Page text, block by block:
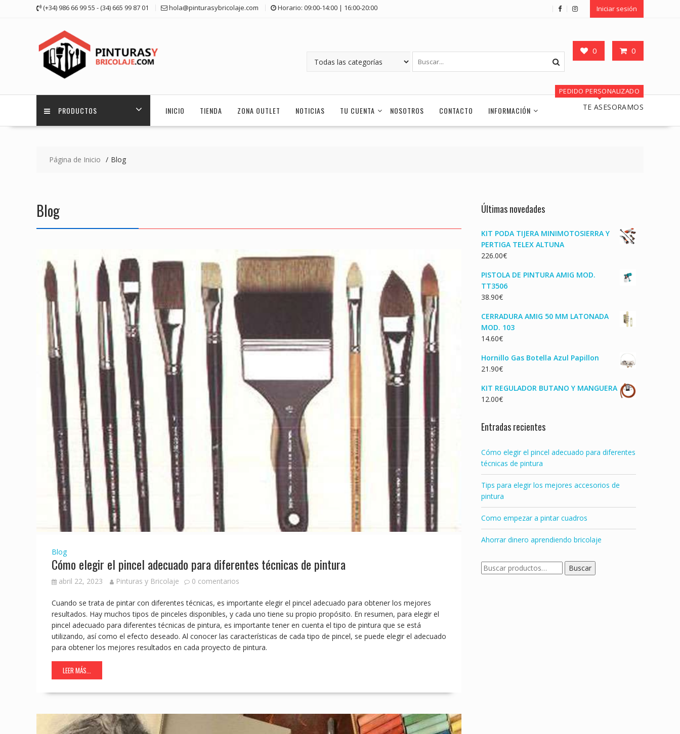
(+34) 986 66 99 55 - (34) 665 99 87 01 hola@pinturasybricolaje.com Horario: 09:00-14:00 | 16:00-20:00 Iniciar sesión
0 0
PRODUCTOS INICIO TIENDA ZONA OUTLET NOTICIAS TU CUENTA NOSOTROS CONTACTO INFORMACIÓN
PEDIDO PERSONALIZADO
TE ASESORAMOS
Página de Inicio Blog
Blog
Blog
Cómo elegir el pincel adecuado para diferentes técnicas de pintura
abril 22, 2023 Pinturas y Bricolaje 0 comentarios
Cuando se trata de pintar con diferentes técnicas, es importante elegir el pincel adecuado para obtener los mejores
resultados. Hay muchos tipos de pinceles disponibles, y cada uno tiene su propio propósito. En resumen, para elegir el
pincel adecuado para diferentes técnicas de pintura, es importante tener en cuenta el tipo de pintura que se está
utilizando, así como el efecto deseado. Al conocer las características de cada tipo de pincel, se puede elegir el adecuado
para obtener los mejores resultados en cada proyecto de pintura.
LEER MÁS...
Últimas novedades
KIT PODA TIJERA MINIMOTOSIERRA Y
PERTIGA TELEX ALTUNA
226.00€
PISTOLA DE PINTURA AMIG MOD.
TT3506
38.90€
CERRADURA AMIG 50 MM LATONADA
MOD. 103
14.60€
Hornillo Gas Botella Azul Papillon
21.90€
KIT REGULADOR BUTANO Y MANGUERA
12.00€
Entradas recientes
Cómo elegir el pincel adecuado para diferentes
técnicas de pintura
Tips para elegir los mejores accesorios de
pintura
Como empezar a pintar cuadros
Ahorrar dinero aprendiendo bricolaje
Buscar
por:
Buscar